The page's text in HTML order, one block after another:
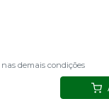
nas demais condições